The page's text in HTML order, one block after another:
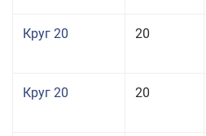
Круг 20 20
Круг 20 20